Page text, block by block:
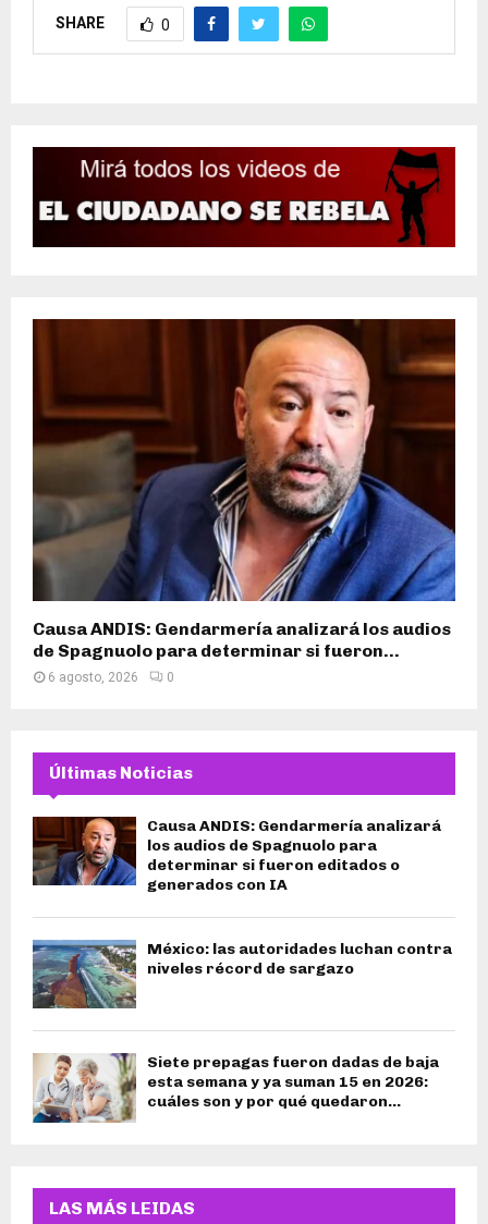
SHARE 0
Causa ANDIS: Gendarmería analizará los audios
de Spagnuolo para determinar si fueron...
6 agosto, 2026 0
Últimas Noticias
Causa ANDIS: Gendarmería analizará
los audios de Spagnuolo para
determinar si fueron editados o
generados con IA
México: las autoridades luchan contra
niveles récord de sargazo
Siete prepagas fueron dadas de baja
esta semana y ya suman 15 en 2026:
cuáles son y por qué quedaron...
LAS MÁS LEIDAS